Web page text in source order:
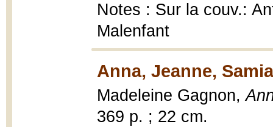
Notes : Sur la couv.:
Malenfant
Anna, Jeanne,
Madeleine Gagnon,
369 p. ; 22 cm.